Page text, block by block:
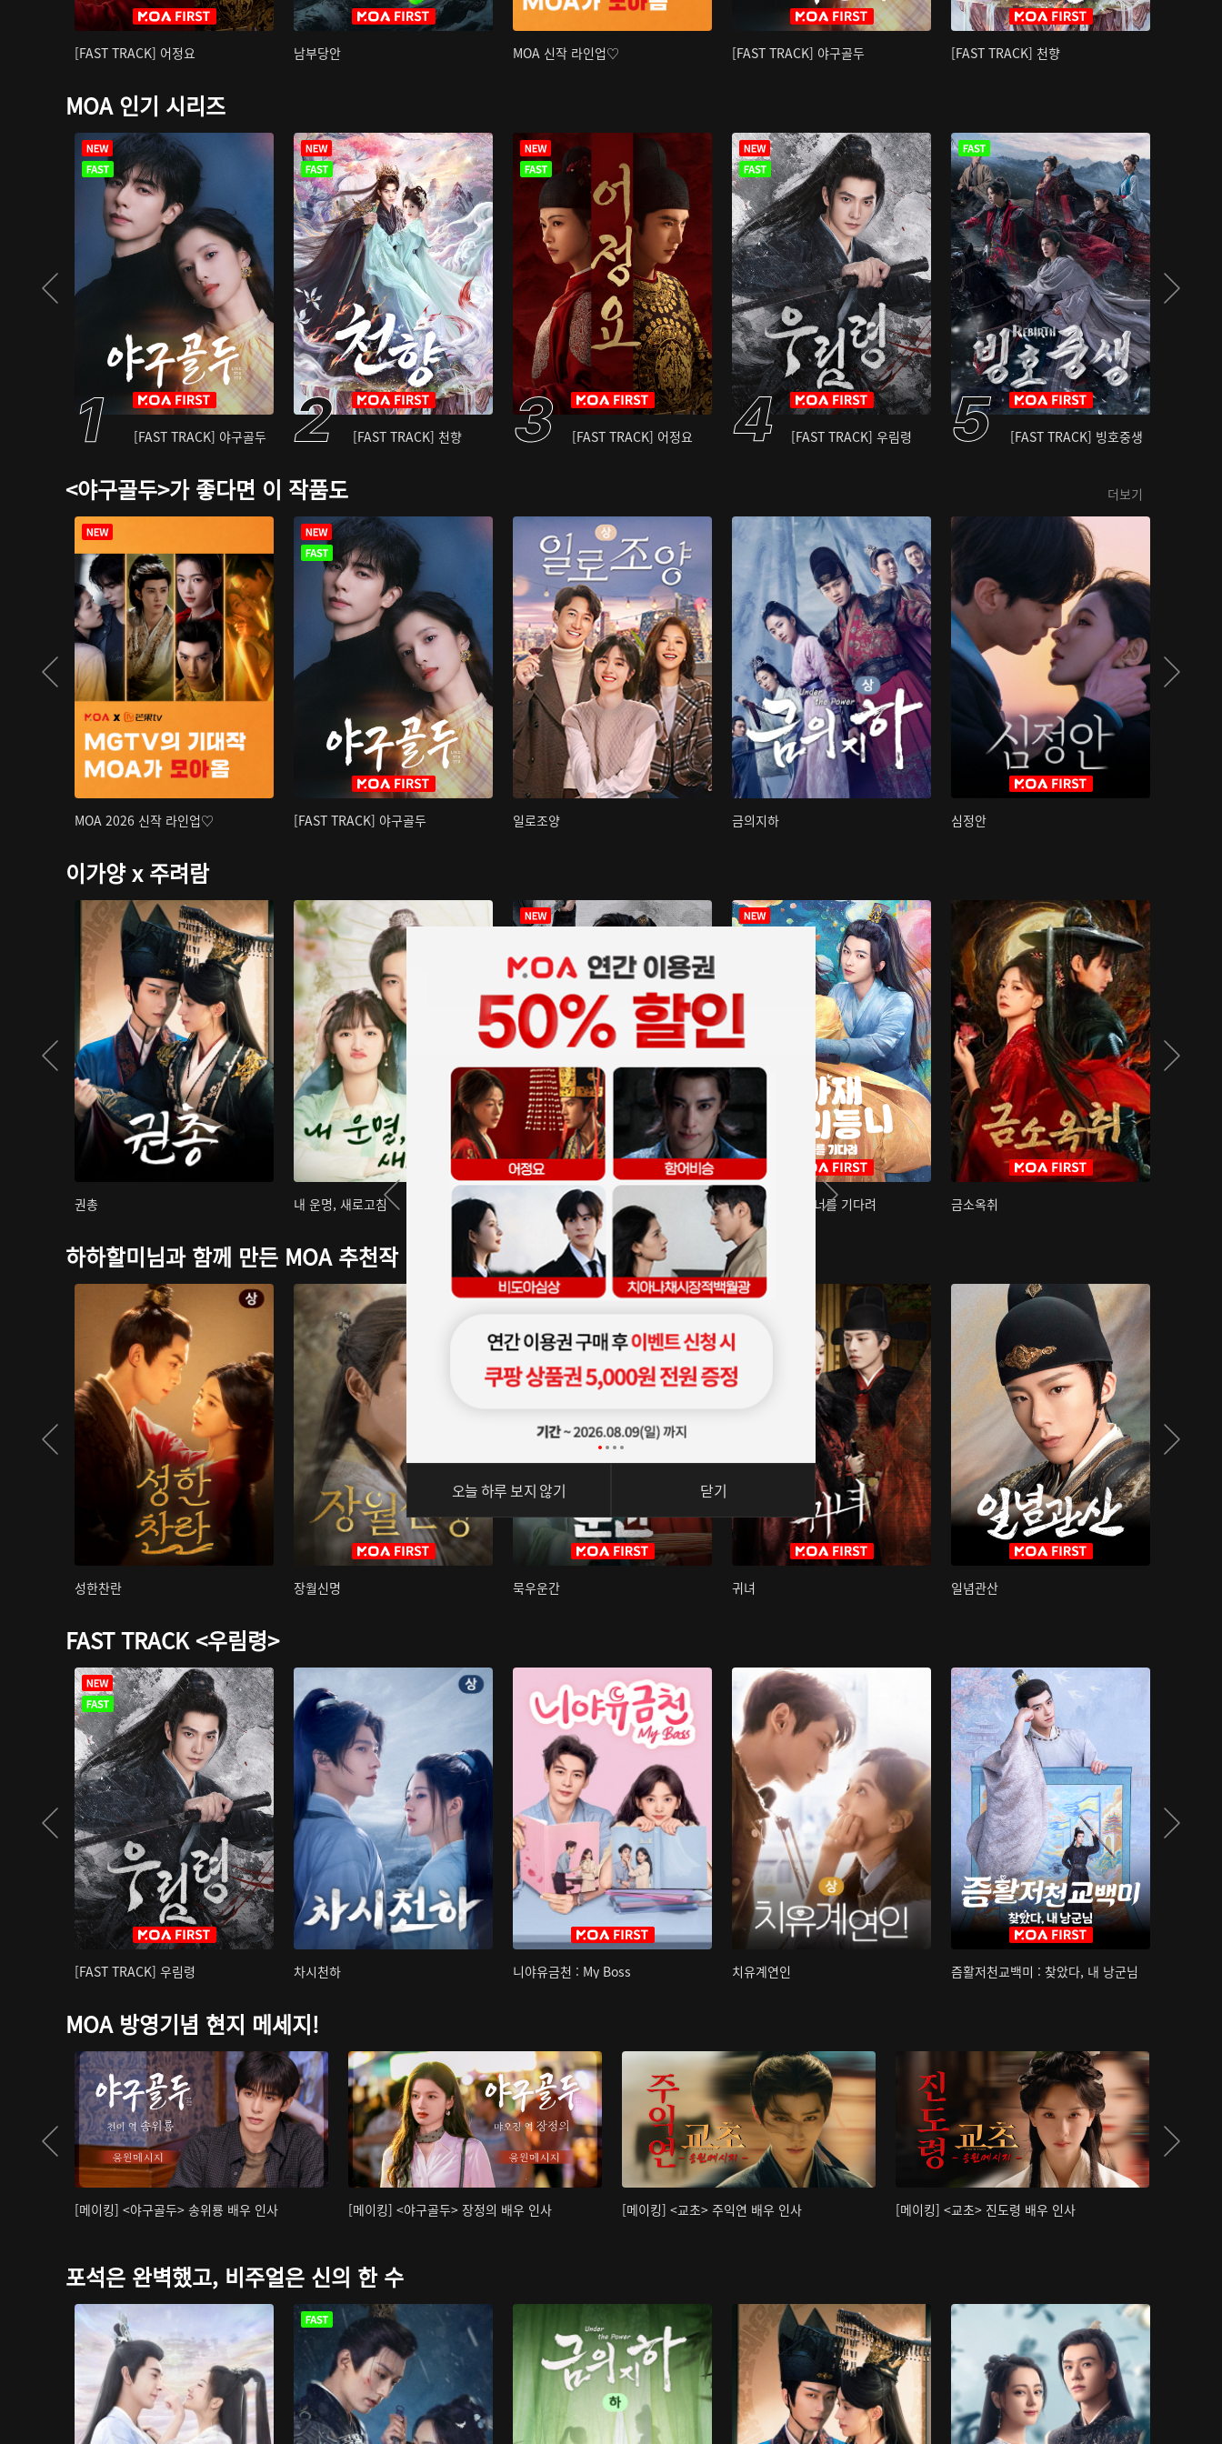
[FAST TRACK] 어정요 남부당안 MOA 신작 라인업♡ [FAST TRACK] 야구골두 [FAST TRACK] 천향
MOA 인기 시리즈
[FAST TRACK] 야구골두 [FAST TRACK] 천향 [FAST TRACK] 어정요 [FAST TRACK] 우림령 [FAST TRACK] 빙호중생
<야구골두>가 좋다면 이 작품도 더보기
MOA 2026 신작 라인업♡ [FAST TRACK] 야구골두 일로조양 금의지하 심정안
이가양 x 주려람
권총 내 운명, 새로고침 아재저리등니 : 너를 기다려 금소옥취
하하할미님과 함께 만든 MOA 추천작
성한찬란 장월신명 묵우운간 귀녀 일념관산
FAST TRACK <우림령>
[FAST TRACK] 우림령 차시천하 니야유금천 : My Boss 치유계연인 즘활저천교백미 : 찾았다, 내 낭군님
MOA 방영기념 현지 메세지!
[메이킹] <야구골두> 송위룡 배우 인사 [메이킹] <야구골두> 장정의 배우 인사 [메이킹] <교초> 주익연 배우 인사 [메이킹] <교초> 진도령 배우 인사
포석은 완벽했고, 비주얼은 신의 한 수
오늘 하루 보지 않기 닫기